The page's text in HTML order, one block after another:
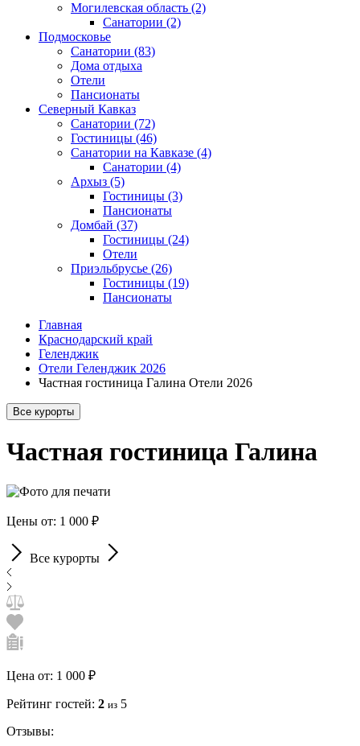
Могилевская область (2)
Санатории (2)
Подмосковье
Санатории (83)
Дома отдыха
Отели
Пансионаты
Северный Кавказ
Санатории (72)
Гостиницы (46)
Санатории на Кавказе (4)
Санатории (4)
Архыз (5)
Гостиницы (3)
Пансионаты
Домбай (37)
Гостиницы (24)
Отели
Приэльбрусье (26)
Гостиницы (19)
Пансионаты
Главная
Краснодарский край
Геленджик
Отели Геленджик 2026
Частная гостиница Галина Отели 2026
Все курорты
Частная гостиница Галина
Цены от: 1 000 ₽
Все курорты
Цена от: 1 000 ₽
Рейтинг гостей: 2 из 5
Отзывы: